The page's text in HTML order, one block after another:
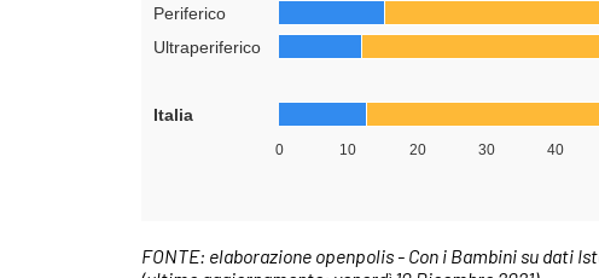
FONTE: elaborazione openpolis - Con i Bambini su dati